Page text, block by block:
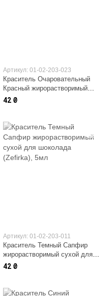
Артикул: 01-02-203-023
Краситель Очаровательный
Красный жирорастворимый
сухой для шоколада (Zefirka)
42 ₴
Артикул: 01-02-203-011
Краситель Темный Сапфир
жирорастворимый сухой для
шоколада (Zefirka)
42 ₴